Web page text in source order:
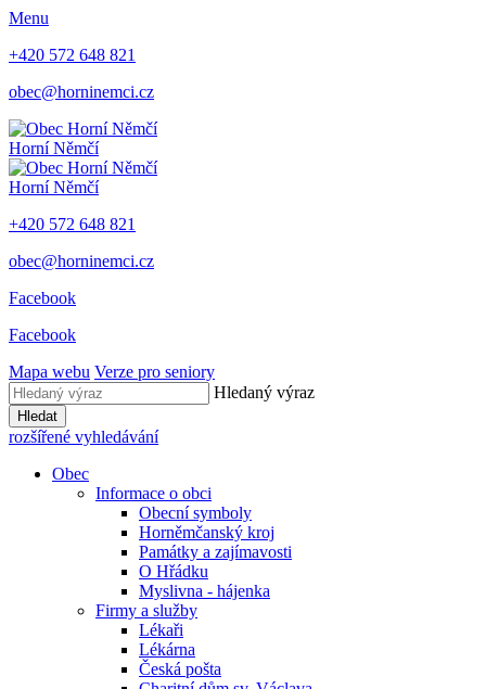
Menu
+420 572 648 821
obec@horninemci.cz
Horní Němčí
Horní Němčí
+420 572 648 821
obec@horninemci.cz
Facebook
Facebook
Mapa webu Verze pro seniory
Hledaný výraz
Hledat
rozšířené vyhledávání
Obec
Informace o obci
Obecní symboly
Horněmčanský kroj
Památky a zajímavosti
O Hřádku
Myslivna - hájenka
Firmy a služby
Lékaři
Lékárna
Česká pošta